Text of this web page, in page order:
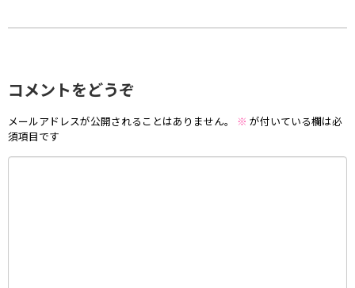
コメントをどうぞ
メールアドレスが公開されることはありません。 ※ が付いている欄は必
須項目です